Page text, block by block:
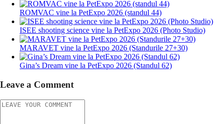
ROMVAC vine la PetExpo 2026 (standul 44)
ISEE shooting science vine la PetExpo 2026 (Photo Studio)
MARAVET vine la PetExpo 2026 (Standurile 27+30)
Gina’s Dream vine la PetExpo 2026 (Standul 62)
Leave a Comment